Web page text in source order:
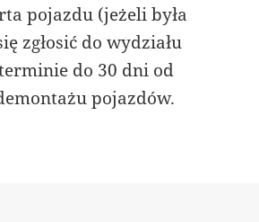
pojazdu (jeżeli była
zgłosić do wydziału
do 30 dni od
pojazdów.